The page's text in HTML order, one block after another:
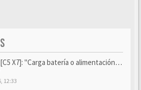
X7]: "Carga batería o alimentación eléctri...
12:33